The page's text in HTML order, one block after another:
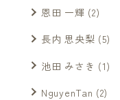
恩田 一輝 (2)
長内 思央梨 (5)
池田 みさき (1)
NguyenTan (2)